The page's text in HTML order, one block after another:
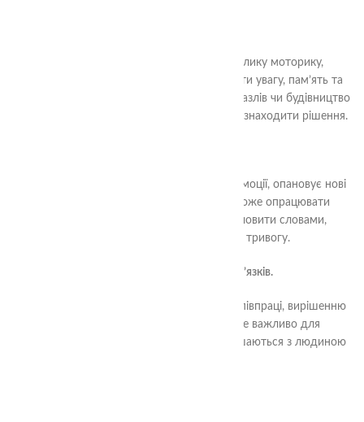
Гра допомагає розвивати дрібну та велику моторику,
покращувати координацію рухів, тренувати увагу, пам’ять та
логічне мислення. Наприклад, складання пазлів чи будівництво
з блоків вчить дитину концентруватися та знаходити рішення.
Через гру дитина вчиться виражати свої емоції, опановує нові
ролі та навички самоконтролю. Вона може опрацювати
переживання, які не завжди може висловити словами,
наприклад, пережитий стрес чи тривогу.
Формування соціальних зв’язків.
Граючи з іншими дітьми, малюк вчиться співпраці, вирішенню
конфліктів та взаємодії в колективі. Це важливо для
формування соціальних навичок, які залишаються з людиною